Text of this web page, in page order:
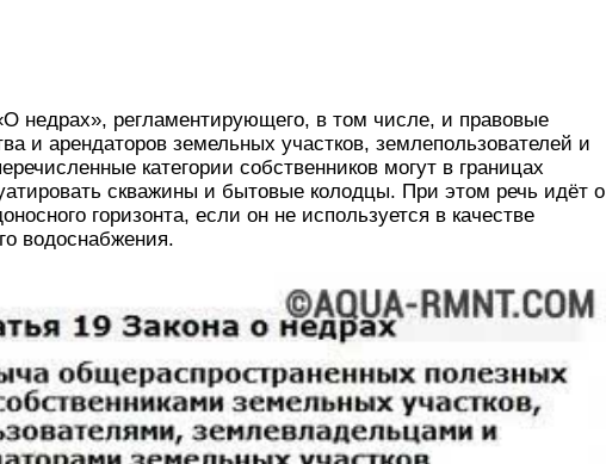
недрах», регламентирующего, в том числе, и правовые
и арендаторов земельных участков, землепользователей и
категории собственников могут в границах
скважины и бытовые колодцы. При этом речь идёт о
горизонта, если он не используется в качестве
водоснабжения.